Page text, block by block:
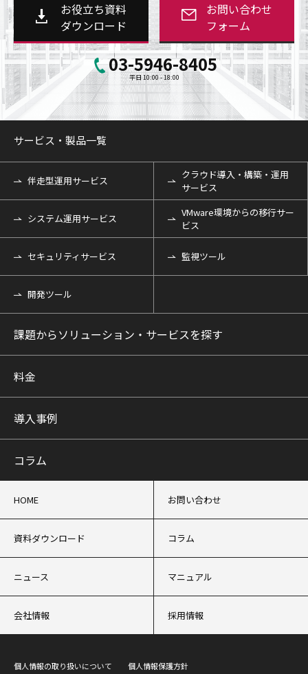
お役立ち資料
ダウンロード
お問い合わせ
フォーム
03-5946-8405
平日 10:00 - 18:00
サービス・製品一覧
伴走型運用サービス
クラウド導入・構築・運用
サービス
システム運用サービス
VMware環境からの移行サー
ビス
セキュリティサービス 監視ツール
開発ツール
課題からソリューション・サービスを探す
料金
導入事例
コラム
HOME お問い合わせ
資料ダウンロード コラム
ニュース マニュアル
会社情報 採用情報
個人情報の取り扱いについて 個人情報保護方針